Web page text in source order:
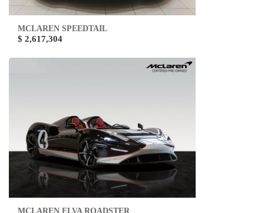
MCLAREN SPEEDTAIL
$ 2,617,304
MCLAREN ELVA ROADSTER